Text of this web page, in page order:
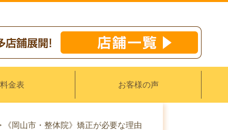
料金表 お客様の声
《岡山市・整体院》矯正が必要な理由